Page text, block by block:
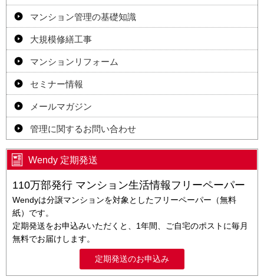
マンション管理の基礎知識
大規模修繕工事
マンションリフォーム
セミナー情報
メールマガジン
管理に関するお問い合わせ
Wendy 定期発送
110万部発行 マンション生活情報フリーペーパー
Wendyは分譲マンションを対象としたフリーペーパー（無料
紙）です。
定期発送をお申込みいただくと、1年間、ご自宅のポストに毎月
無料でお届けします。
定期発送のお申込み